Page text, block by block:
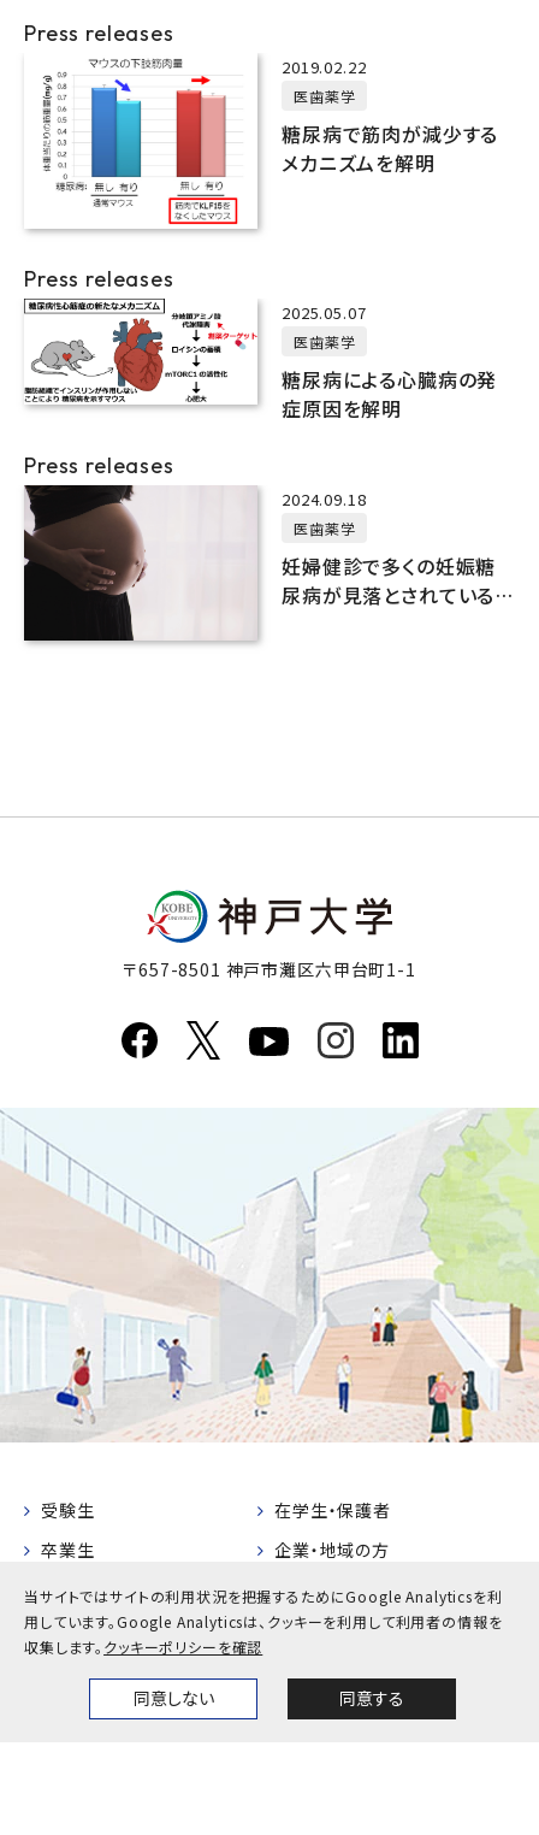
当サイトではサイトの利用状況を把握するためにGoogle Analyticsを利
用しています。Google Analyticsは、クッキーを利用して利用者の情報を
収集します。 クッキーポリシーを確認
同意しない 同意する
News Themes
Press releases
2019.02.22
医歯薬学
糖尿病で筋肉が減少する
メカニズムを解明
Press releases
2025.05.07
医歯薬学
糖尿病による心臓病の発
症原因を解明
Press releases
2024.09.18
医歯薬学
妊婦健診で多くの妊娠糖
尿病が見落とされている
〒657-8501 神戸市灘区六甲台町1-1
受験生
在学生・保護者
卒業生
企業・地域の方
教職員
お問い合わせ
採用情報
公式SNS一覧
キャンパスカレンダー
神戸大学検定